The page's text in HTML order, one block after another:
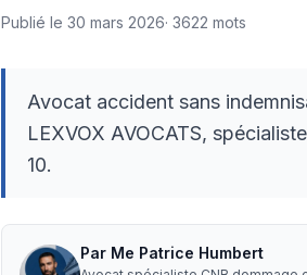
Publié le 30 mars 2026· 3622 mots
Avocat accident sans
LEXVOX AVOCATS,
10.
Par Me Patrice Humbert